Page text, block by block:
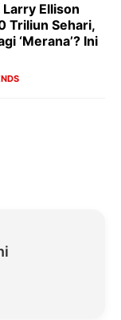
Ellison
Triliun Sehari,
‘Merana’? Ini